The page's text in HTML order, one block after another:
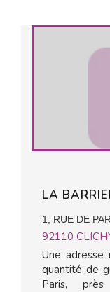
LA
1, RUE DE
92110
Une adresse
quantité de
Paris,